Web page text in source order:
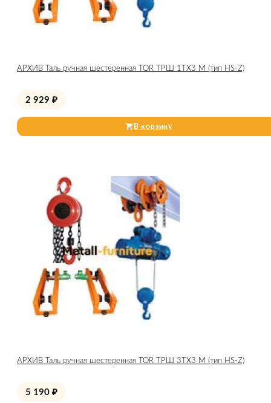
АРХИВ Таль ручная шестеренная TOR ТРШ 1ТХ3 М (тип HS-Z)
2 929 ₽
В корзину
АРХИВ Таль ручная шестеренная TOR ТРШ 3ТХ3 М (тип HS-Z)
5 190 ₽